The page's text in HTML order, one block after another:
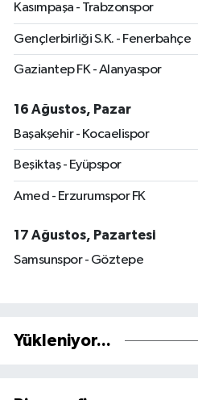
Kasımpaşa - Trabzonspor
Gençlerbirliği S.K. - Fenerbahçe
Gaziantep FK - Alanyaspor
16 Ağustos, Pazar
Başakşehir - Kocaelispor
Beşiktaş - Eyüpspor
Amed - Erzurumspor FK
17 Ağustos, Pazartesi
Samsunspor - Göztepe
Yükleniyor...